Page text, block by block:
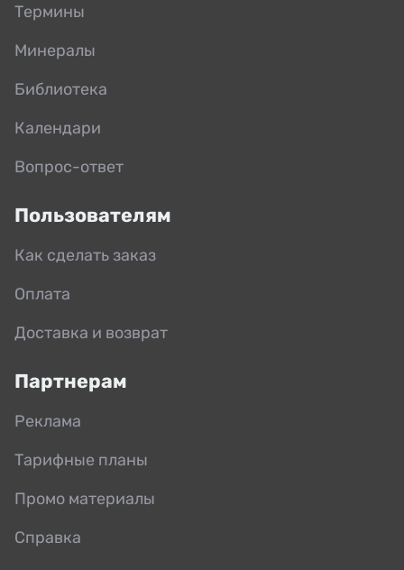
Термины
Минералы
Библиотека
Календари
Вопрос-ответ
Пользователям
Как сделать заказ
Оплата
Доставка и возврат
Партнерам
Реклама
Тарифные планы
Промо материалы
Справка